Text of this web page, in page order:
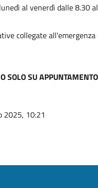
al venerdì dalle 8.30
collegate
SOLO SU
2025, 10:21